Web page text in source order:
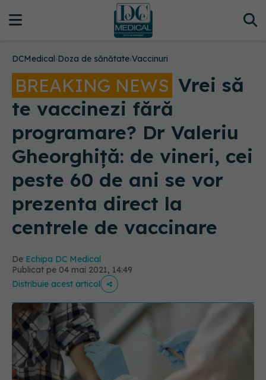
DCMedical›Doza de sănătate›Vaccinuri
BREAKING NEWS Vrei să
te vaccinezi fără
programare? Dr Valeriu
Gheorghiță: de vineri, cei
peste 60 de ani se vor
prezenta direct la
centrele de vaccinare
De Echipa DC Medical
Publicat pe 04 mai 2021, 14:49
Distribuie acest articol